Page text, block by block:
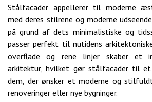
Stålfacader appellerer til moderne
med deres stilrene og moderne
på grund af dets minimalistiske og
passer perfekt til nutidens
overflade og rene linjer skaber et
arkitektur, hvilket gør stålfacader til
dem, der ønsker et moderne og
renoveringer eller nye bygninger.